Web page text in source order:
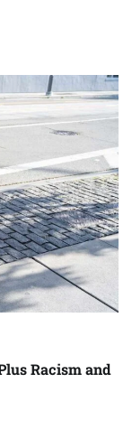
Racism and